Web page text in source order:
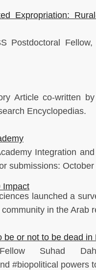
Expropriation:
Postdoctoral Fellow,
Article co-written
Encyclopedias.
Integration
submissions: October
Impact
launched a
in the Arab
be or not to be dead in
Suhad
#biopolitical powers